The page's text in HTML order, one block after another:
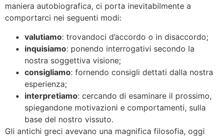
maniera autobiografica, ci porta inevitabilmente a
comportarci nei seguenti modi:
valutiamo: trovandoci d’accordo o in disaccordo;
inquisiamo: ponendo interrogativi secondo la
nostra soggettiva visione;
consigliamo: fornendo consigli dettati dalla nostra
esperienza;
interpretiamo: cercando di esaminare il prossimo,
spiegandone motivazioni e comportamenti, sulla
base del nostro vissuto.
Gli antichi greci avevano una magnifica filosofia, oggi